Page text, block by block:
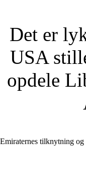
Det er
USA
opdele
Emiraternes tilknytning